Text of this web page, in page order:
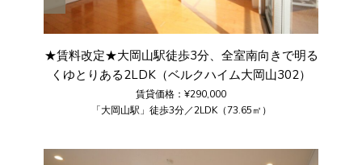
★賃料改定★大岡山駅徒歩3分、全室南向きで明る
くゆとりある2LDK（ベルクハイム大岡山302）
賃貸価格：¥290,000
「大岡山駅」徒歩3分／2LDK（73.65㎡）